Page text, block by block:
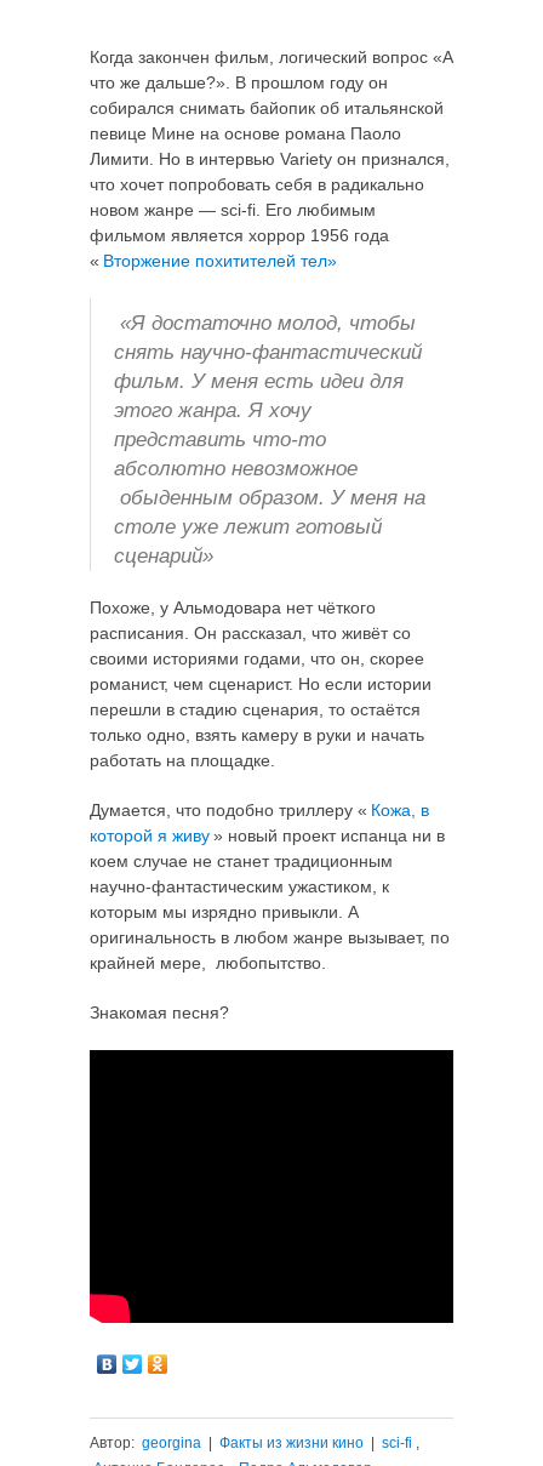
Когда закончен фильм, логический вопрос «А
что же дальше?». В прошлом году он
собирался снимать байопик об итальянской
певице Мине на основе романа Паоло
Лимити. Но в интервью Variety он признался,
что хочет попробовать себя в радикально
новом жанре — sci-fi. Его любимым
фильмом является хоррор 1956 года
« Вторжение похитителей тел»
«Я достаточно молод, чтобы
снять научно-фантастический
фильм. У меня есть идеи для
этого жанра. Я хочу
представить что-то
абсолютно невозможное
обыденным образом. У меня на
столе уже лежит готовый
сценарий»
Похоже, у Альмодовара нет чёткого
расписания. Он рассказал, что живёт со
своими историями годами, что он, скорее
романист, чем сценарист. Но если истории
перешли в стадию сценария, то остаётся
только одно, взять камеру в руки и начать
работать на площадке.
Думается, что подобно триллеру « Кожа, в
которой я живу» новый проект испанца ни в
коем случае не станет традиционным
научно-фантастическим ужастиком, к
которым мы изрядно привыкли. А
оригинальность в любом жанре вызывает, по
крайней мере, любопытство.
Знакомая песня?
Автор: georgina | Факты из жизни кино | sci-fi